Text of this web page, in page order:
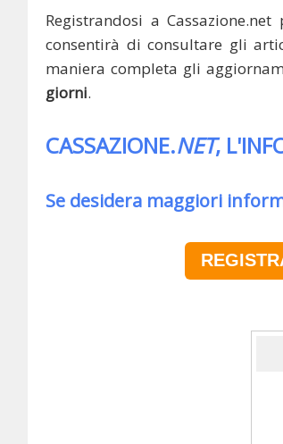
Registrandosi a
consentirà di consultare gli
maniera completa gli
giorni.
CASSAZIONE.NET,
Se desidera maggiori